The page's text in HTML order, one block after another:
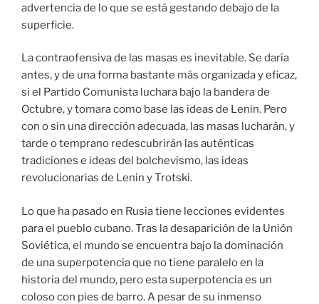
advertencia de lo que se está gestando debajo de la
superficie.
La contraofensiva de las masas es inevitable. Se daría
antes, y de una forma bastante más organizada y eficaz,
si el Partido Comunista luchara bajo la bandera de
Octubre, y tomara como base las ideas de Lenin. Pero
con o sin una dirección adecuada, las masas lucharán, y
tarde o temprano redescubrirán las auténticas
tradiciones e ideas del bolchevismo, las ideas
revolucionarias de Lenin y Trotski.
Lo que ha pasado en Rusia tiene lecciones evidentes
para el pueblo cubano. Tras la desaparición de la Unión
Soviética, el mundo se encuentra bajo la dominación
de una superpotencia que no tiene paralelo en la
historia del mundo, pero esta superpotencia es un
coloso con pies de barro. A pesar de su inmenso